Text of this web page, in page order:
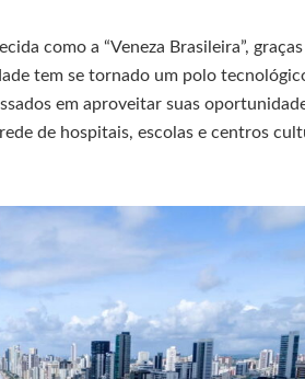
como a “Veneza Brasileira”,
tem se tornado um polo
em aproveitar suas
de hospitais, escolas e centros